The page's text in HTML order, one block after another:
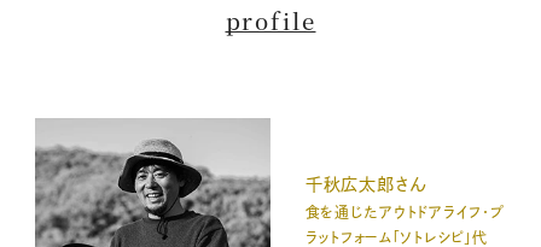
profile
千秋広太郎さん
食を通じたアウトドアライフ・プ
ラットフォーム「ソトレシピ」代